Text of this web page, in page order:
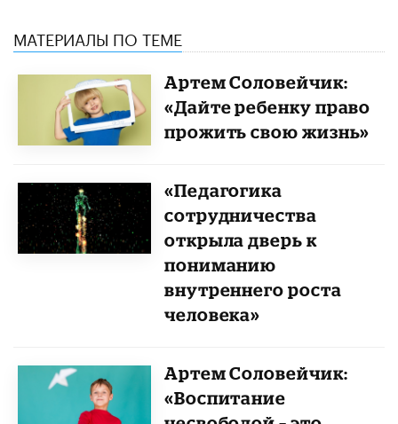
МАТЕРИАЛЫ ПО ТЕМЕ
Артем Соловейчик:
«Дайте ребенку право
прожить свою жизнь»
«Педагогика
сотрудничества
открыла дверь к
пониманию
внутреннего роста
человека»
​Артем Соловейчик:
«Воспитание